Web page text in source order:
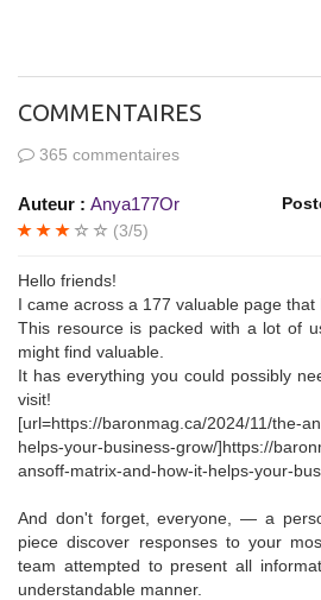
COMMENTAIRES
365 commentaires
Auteur : Anya177Or
(3/5)
Hello friends!
I came across a 177 valuable page that
This resource is packed with a lot of
might find valuable.
It has everything you could possibly
visit!
[url=https://baronmag.ca/2024/11/the-
helps-your-business-grow/]https://
ansoff-matrix-and-how-it-helps-your-
And don't forget, everyone, — a
piece discover responses to your
team attempted to present all
understandable manner.